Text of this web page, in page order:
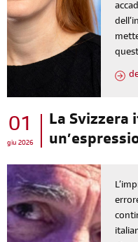
01
giu 2026
La Svizzera